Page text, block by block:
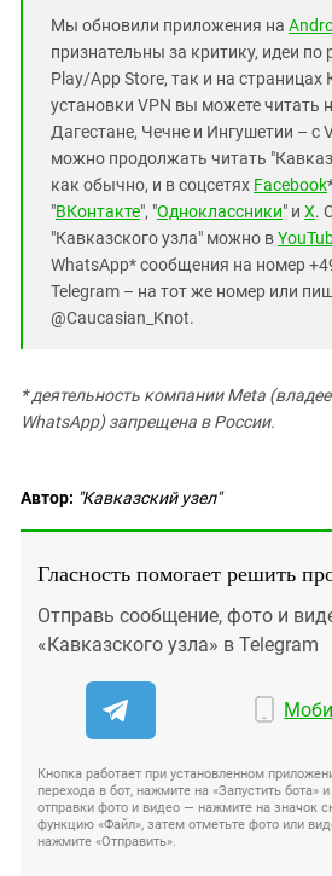
Мы обновили приложения на
признательны за критику, идеи по
Play/App Store, так и на страницах
установки VPN вы можете читать
Дагестане, Чечне и Ингушетии – с
можно продолжать читать
как обычно, и в соцсетях Facebook
"ВКонтакте", "Одноклассники" и X.
"Кавказского узла" можно в
WhatsApp* сообщения на номер
Telegram – на тот же номер или
@Caucasian_Knot.
* деятельность компании Meta
WhatsApp) запрещена в России.
Автор: "Кавказский узел"
Гласность помогает решить
Отправь сообщение, фото и
«Кавказского узла» в Telegram
Кнопка работает при установленном
перехода в бот, нажмите на «Запустить бота»
отправки фото и видео — нажмите на значок
функцию «Файл», затем отметьте фото или
нажмите «Отправить».